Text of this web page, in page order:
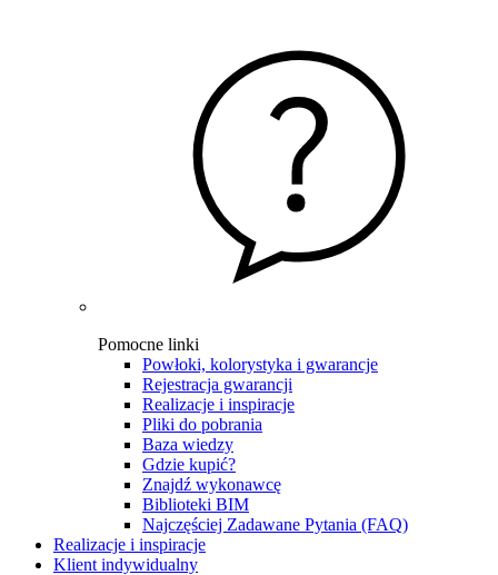
Pomocne linki
Powłoki, kolorystyka i gwarancje
Rejestracja gwarancji
Realizacje i inspiracje
Pliki do pobrania
Baza wiedzy
Gdzie kupić?
Znajdź wykonawcę
Biblioteki BIM
Najczęściej Zadawane Pytania (FAQ)
Realizacje i inspiracje
Klient indywidualny